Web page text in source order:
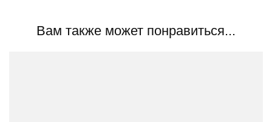
Вам также может понравиться...